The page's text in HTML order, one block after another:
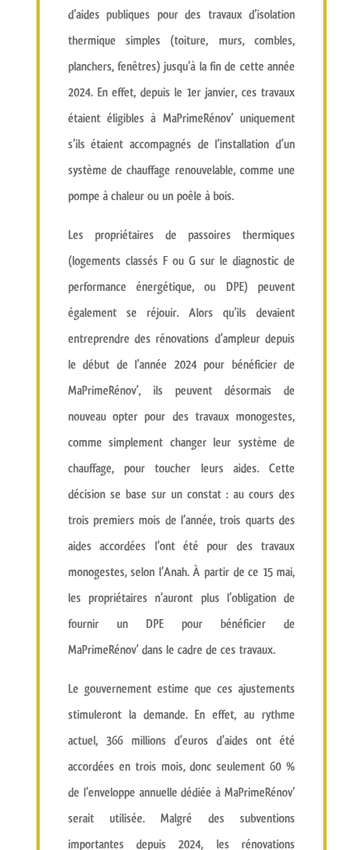
d’aides publiques pour des travaux d’isolation
thermique simples (toiture, murs, combles,
planchers, fenêtres) jusqu’à la fin de cette année
2024. En effet, depuis le 1er janvier, ces travaux
étaient éligibles à MaPrimeRénov’ uniquement
s’ils étaient accompagnés de l’installation d’un
système de chauffage renouvelable, comme une
pompe à chaleur ou un poêle à bois.
Les propriétaires de passoires thermiques
(logements classés F ou G sur le diagnostic de
performance énergétique, ou DPE) peuvent
également se réjouir. Alors qu’ils devaient
entreprendre des rénovations d’ampleur depuis
le début de l’année 2024 pour bénéficier de
MaPrimeRénov’, ils peuvent désormais de
nouveau opter pour des travaux monogestes,
comme simplement changer leur système de
chauffage, pour toucher leurs aides. Cette
décision se base sur un constat : au cours des
trois premiers mois de l’année, trois quarts des
aides accordées l’ont été pour des travaux
monogestes, selon l’Anah. À partir de ce 15 mai,
les propriétaires n’auront plus l’obligation de
fournir un DPE pour bénéficier de
MaPrimeRénov’ dans le cadre de ces travaux.
Le gouvernement estime que ces ajustements
stimuleront la demande. En effet, au rythme
actuel, 366 millions d’euros d’aides ont été
accordées en trois mois, donc seulement 60 %
de l’enveloppe annuelle dédiée à MaPrimeRénov’
serait utilisée. Malgré des subventions
importantes depuis 2024, les rénovations